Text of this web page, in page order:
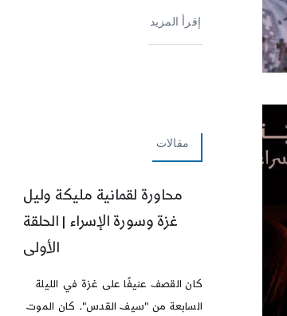
إقرأ المزيد
مقالات
محاورة لقمانية مليكة وليل
غزة وسورة الإسراء | الحلقة
الأولى
كان القصف عنيفًا على غزة في الليلة
السابعة من "سيف القدس". كان الموت